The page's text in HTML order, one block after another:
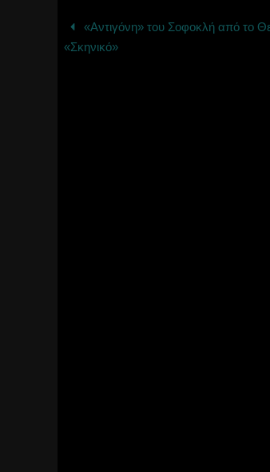
«Αντιγόνη» του Σοφοκλή από το
«Σκηνικό»